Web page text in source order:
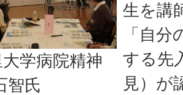
学病院精神
智氏
生を講
「自
する先
見）が